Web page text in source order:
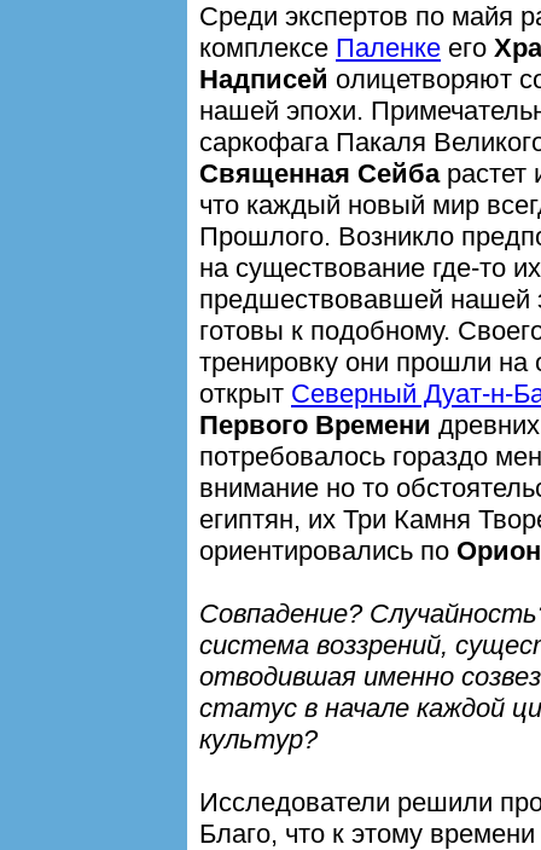
Среди экспертов по майя
комплексе Паленке его
Надписей олицетворяют
нашей эпохи.
саркофага Пакаля
Священная Сейбарастет
что каждый новый мир
Прошлого. Возникло
на существование где-то
предшествовавшей нашей
готовы к подобному.
тренировку они прошли на
открыт Северный Дуат-н-
Первого Времени
потребовалось гораздо
внимание но то
египтян, их Три Камня
ориентировались по
Совпадение?
система воззрений,
отводившая именно
статус в начале каждой
культур?
Исследователи решили
Благо, что к этому